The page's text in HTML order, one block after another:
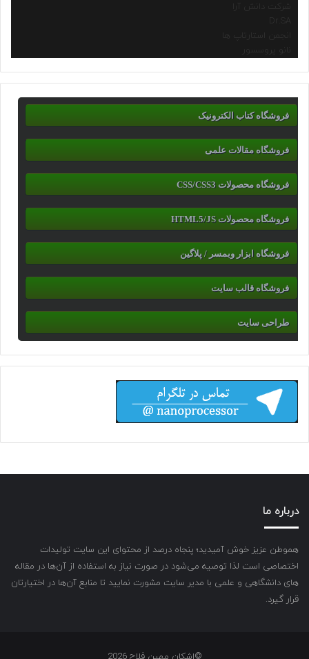
شرکت دانش آرا
انجمن استارتاپ ها
نانو پروسسور
فروشگاه کتاب الکترونیک
فروشگاه مقالات علمی
فروشگاه محصولات CSS/CSS3
فروشگاه محصولات HTML5/JS
فروشگاه ابزار وبمسر / پلاگین
فروشگاه قالب سایت
طراحی سایت
درباره ما
هموطن عزیز خوش آمیدید؛ پنجاه درصد از محتوای این سایت تولیدات
اختصاصی است لذا توصیه می‌شود در صورت نیاز به استفاده از آن‌ها در مقاله
های دانشگاهی و علمی با مدیر سایت مشورت نمایید تا منابع آن‌ها در اختیارتان
قرار گیرد.